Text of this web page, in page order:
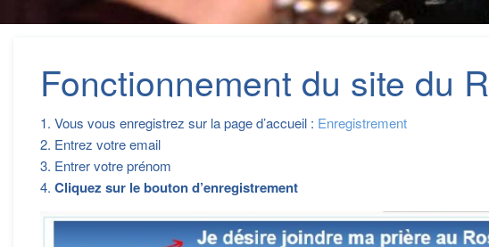
Fonctionnement du site du
1. Vous vous enregistrez sur la page d’accueil : Enregistrement
2. Entrez votre email
3. Entrer votre prénom
4. Cliquez sur le bouton d’enregistrement